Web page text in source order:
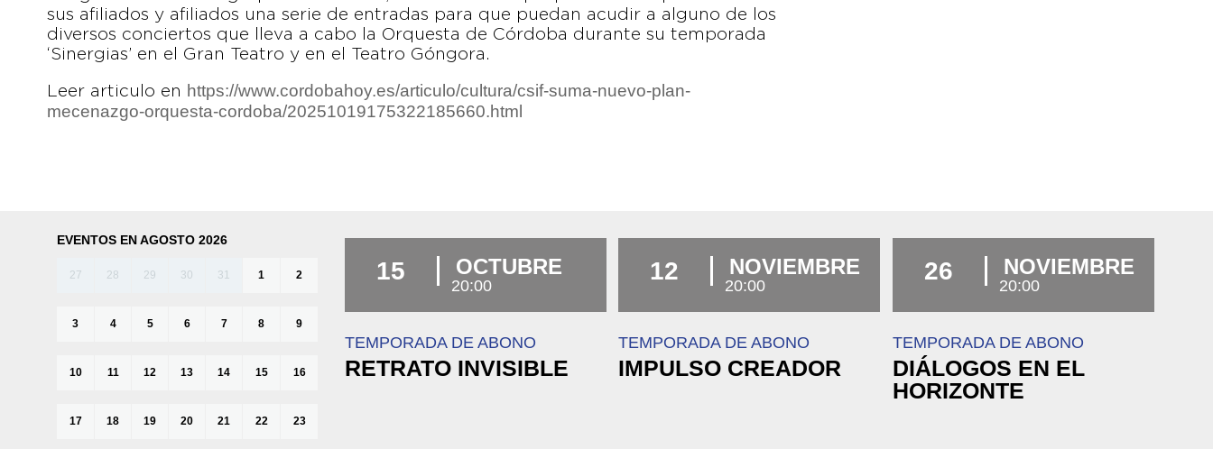
sus afiliados y afiliados una serie de entradas para que puedan acudir a alguno de los
diversos conciertos que lleva a cabo la Orquesta de Córdoba durante su temporada
‘Sinergias’ en el Gran Teatro y en el Teatro Góngora.
Leer articulo en
https://www.cordobahoy.es/articulo/cultura/csif-suma-nuevo-plan-
mecenazgo-orquesta-cordoba/20251019175322185660.html
EVENTOS EN AGOSTO 2026
27 28 29 30 31 1 2
3 4 5 6 7 8 9
10 11 12 13 14 15 16
17 18 19 20 21 22 23
15 OCTUBRE
20:00
TEMPORADA DE ABONO
RETRATO INVISIBLE
12 NOVIEMBRE
20:00
TEMPORADA DE ABONO
IMPULSO CREADOR
26 NOVIEMBRE
20:00
TEMPORADA DE ABONO
DIÁLOGOS EN EL
HORIZONTE